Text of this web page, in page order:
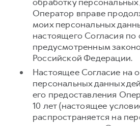
Оператор вправе
моих персональных
настоящего Согласия по
предусмотренным
Российской Федерации.
Настоящее Согласие на
персональных данных
его предоставления
10 лет (настоящее
распространяется на